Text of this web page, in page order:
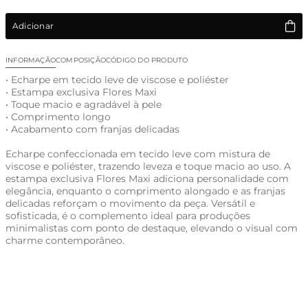
Adicionar
INFORMAÇÃOCOMPOSIÇÃOCÓDIGO DO PRODUTO
• Echarpe em tecido leve de viscose e poliéster
• Estampa exclusiva Flores Maxi
• Toque macio e agradável à pele
• Comprimento longo
• Acabamento com franjas delicadas
Echarpe confeccionada em tecido leve com mistura de
viscose e poliéster, trazendo leveza e toque macio ao uso. A
estampa exclusiva Flores Maxi adiciona personalidade com
elegância, enquanto o comprimento alongado e as franjas
delicadas reforçam o movimento da peça. Versátil e
sofisticada, é o complemento ideal para produções
minimalistas com ponto de destaque, elevando o visual com
charme contemporâneo.